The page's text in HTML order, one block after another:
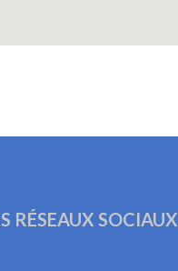
RÉSEAUX SOCIAUX